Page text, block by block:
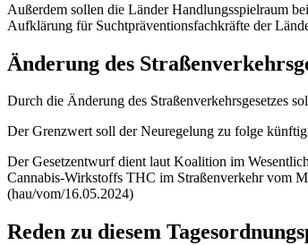
Außerdem sollen die Länder Handlungsspielraum
Aufklärung für Suchtpräventionsfachkräfte der
Änderung des
Durch die Änderung des Straßenverkehrsgesetzes
Der Grenzwert soll der Neuregelung zu folge
Der Gesetzentwurf dient laut Koalition im
Cannabis-Wirkstoffs THC im Straßenverkehr vom
(hau/vom/16.05.2024)
Reden zu diesem